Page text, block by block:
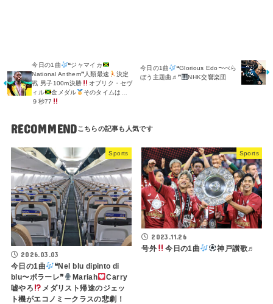
今日の1曲
❝ジャマイカ
National Anthem❞人類最速
決定
戦 男子100m決勝
オブリク・セヴ
ィル
金メダル
そのタイムは…
９秒77
今日の1曲
❝Glorious Edo〜べら
ぼう主題曲♬❞
NHK交響楽団
RECOMMEND
Sports
2026.03.03
今日の1曲
❝Nel blu dipinto di
blu〜ボラーレ❞
Mariah
Carry
嘘やろ
メダリスト帰途のジェッ
ト機がエコノミークラスの悲劇！
Sports
2023.11.26
号外 今日の1曲 神戸讃歌♬